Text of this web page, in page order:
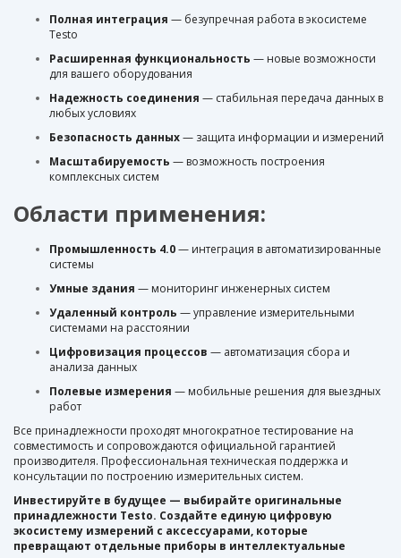
Полная интеграция — безупречная работа в экосистеме
Testo
Расширенная функциональность — новые возможности
для вашего оборудования
Надежность соединения — стабильная передача данных в
любых условиях
Безопасность данных— защита информации и измерений
Масштабируемость — возможность построения
комплексных систем
Области применения:
Промышленность 4.0— интеграция в автоматизированные
системы
Умные здания — мониторинг инженерных систем
Удаленный контроль — управление измерительными
системами на расстоянии
Цифровизация процессов — автоматизация сбора и
анализа данных
Полевые измерения — мобильные решения для выездных
работ
Все принадлежности проходят многократное тестирование на
совместимость и сопровождаются официальной гарантией
производителя. Профессиональная техническая поддержка и
консультации по построению измерительных систем.
Инвестируйте в будущее — выбирайте оригинальные
принадлежности Testo. Создайте единую цифровую
экосистему измерений с аксессуарами, которые
превращают отдельные приборы в интеллектуальные